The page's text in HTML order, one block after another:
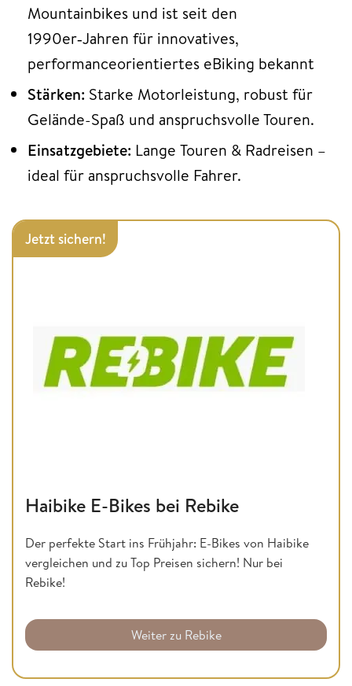
Mountainbikes und ist seit den
1990er‑Jahren für innovatives,
performanceorientiertes eBiking bekannt
Stärken: Starke Motorleistung, robust für
Gelände-Spaß und anspruchsvolle Touren.
Einsatzgebiete: Lange Touren & Radreisen –
ideal für anspruchsvolle Fahrer.
Jetzt sichern!
Haibike E-Bikes bei Rebike
Der perfekte Start ins Frühjahr: E-Bikes von Haibike
vergleichen und zu Top Preisen sichern! Nur bei
Rebike!
Weiter zu Rebike